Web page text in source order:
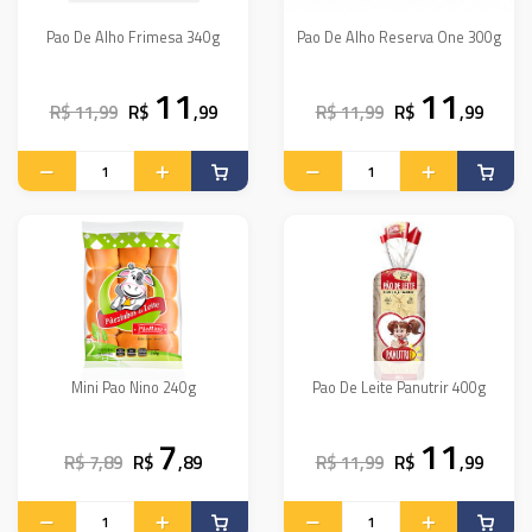
Pao De Alho Frimesa 340g
R$ 11,99 R$ 11,99
Pao De Alho Reserva One 300g
R$ 11,99 R$ 11,99
Mini Pao Nino 240g
R$ 7,89 R$ 7,89
Pao De Leite Panutrir 400g
R$ 11,99 R$ 11,99